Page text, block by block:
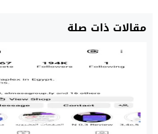
مقالات ذات صلة